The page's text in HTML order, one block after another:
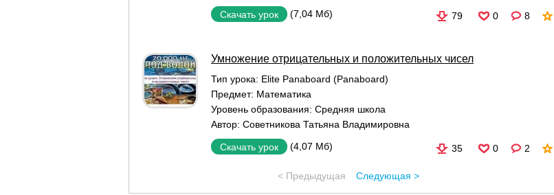
Скачать урок (7,04 Мб) 79 0 8
Умножение отрицательных и положительных чисел
Тип урока: Elite Panaboard (Panaboard)
Предмет: Математика
Уровень образования: Средняя школа
Автор: Советникова Татьяна Владимировна
Скачать урок (4,07 Мб) 35 0 2
< Предыдущая Следующая >